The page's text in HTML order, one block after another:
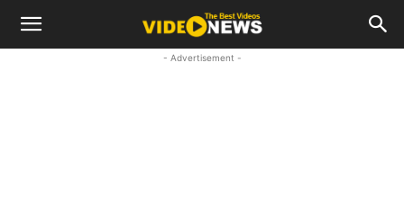
- Advertisement -